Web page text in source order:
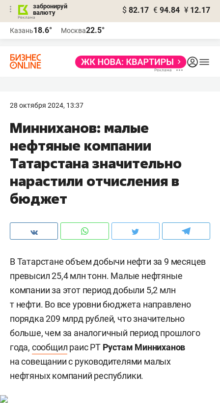
забронируй
валюту
$ 82.17 € 94.84 ¥ 12.17
Казань18.6° Москва22.5°
28 октября 2024, 13:37
Минниханов: малые
нефтяные компании
Татарстана значительно
нарастили отчисления в
бюджет
В Татарстане объем добычи нефти за 9 месяцев
превысил 25,4 млн тонн. Малые нефтяные
компании за этот период добыли 5,2 млн
т нефти. Во все уровни бюджета направлено
порядка 209 млрд рублей, что значительно
больше, чем за аналогичный период прошлого
года, сообщил раис РТ Рустам Минниханов
на совещании с руководителями малых
нефтяных компаний республики.